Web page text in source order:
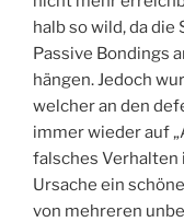
halb so wild, da
Passive Bondings
hängen. Jedoch
welcher an den
immer wieder auf
falsches Verhalten
Ursache ein
von mehreren